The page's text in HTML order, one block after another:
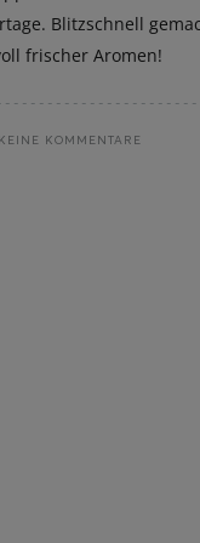
Blitzschnell
frischer Aromen!
KEINE KOMMENTARE